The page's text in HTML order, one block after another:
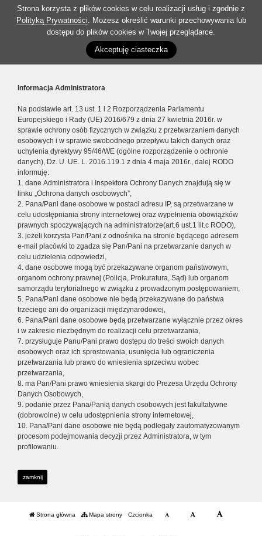
Strona korzysta z plików cookies w celu realizacji usług i zgodnie z
Polityką Prywatności. Możesz określić warunki przechowywania lub
dostępu do plików cookies w Twojej przeglądarce.
Akceptuję ciasteczka
Informacja Administratora
Na podstawie art. 13 ust. 1 i 2 Rozporządzenia Parlamentu
Europejskiego i Rady (UE) 2016/679 z dnia 27 kwietnia 2016r. w
sprawie ochrony osób fizycznych w związku z przetwarzaniem danych
osobowych i w sprawie swobodnego przepływu takich danych oraz
uchylenia dyrektywy 95/46/WE (ogólne rozporządzenie o ochronie
danych), Dz. U. UE. L. 2016.119.1 z dnia 4 maja 2016r., dalej RODO
informuję:
1. dane Administratora i Inspektora Ochrony Danych znajdują się w
linku „Ochrona danych osobowych”,
2. Pana/Pani dane osobowe w postaci adresu IP, są przetwarzane w
celu udostępniania strony internetowej oraz wypełnienia obowiązków
prawnych spoczywających na administratorze(art.6 ust.1 lit.c RODO),
3. jeżeli korzysta Pan/Pani z odnośnika na stronie będącego adresem
e-mail placówki to zgadza się Pan/Pani na przetwarzanie danych w
celu udzielenia odpowiedzi,
4. dane osobowe mogą być przekazywane organom państwowym,
organom ochrony prawnej (Policja, Prokuratura, Sąd) lub organom
samorządu terytorialnego w związku z prowadzonym postępowaniem,
5. Pana/Pani dane osobowe nie będą przekazywane do państwa
trzeciego ani do organizacji międzynarodowej,
6. Pana/Pani dane osobowe będą przetwarzane wyłącznie przez okres
i w zakresie niezbędnym do realizacji celu przetwarzania,
7. przysługuje Panu/Pani prawo dostępu do treści swoich danych
osobowych oraz ich sprostowania, usunięcia lub ograniczenia
przetwarzania lub prawo do wniesienia sprzeciwu wobec
przetwarzania,
8. ma Pan/Pani prawo wniesienia skargi do Prezesa Urzędu Ochrony
Danych Osobowych,
9. podanie przez Pana/Panią danych osobowych jest fakultatywne
(dobrowolne) w celu udostępnienia strony internetowej,
10. Pana/Pani dane osobowe nie będą podlegały zautomatyzowanym
procesom podejmowania decyzji przez Administratora, w tym
profilowaniu.
zamknij
Strona główna Mapa strony Czcionka